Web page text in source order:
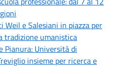
Weil e Salesiani in piazza per
tradizione umanistica
Pianura: Università di
insieme per ricerca e